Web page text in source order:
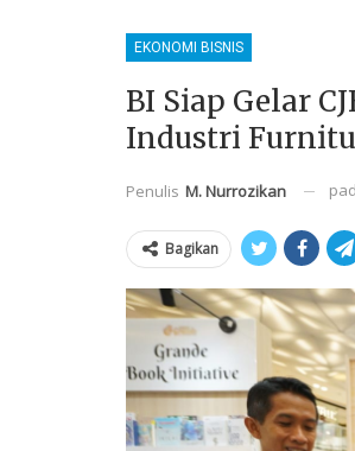
EKONOMI BISNIS
BI Siap Gelar
Industri
Penulis M. Nurrozikan
Bagikan